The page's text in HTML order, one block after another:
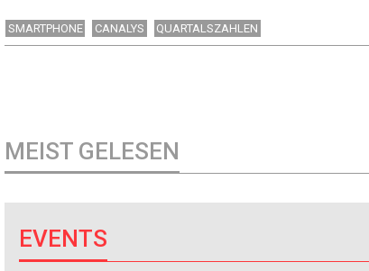
SMARTPHONE CANALYS QUARTALSZAHLEN
MEIST GELESEN
EVENTS